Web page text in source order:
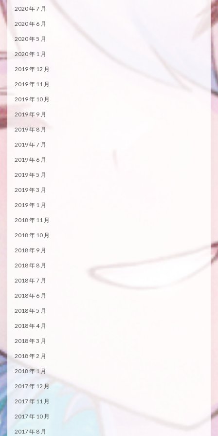
2020 年 7 月
2020 年 6 月
2020 年 5 月
2020 年 1 月
2019 年 12 月
2019 年 11 月
2019 年 10 月
2019 年 9 月
2019 年 8 月
2019 年 7 月
2019 年 6 月
2019 年 5 月
2019 年 3 月
2019 年 1 月
2018 年 11 月
2018 年 10 月
2018 年 9 月
2018 年 8 月
2018 年 7 月
2018 年 6 月
2018 年 5 月
2018 年 4 月
2018 年 3 月
2018 年 2 月
2018 年 1 月
2017 年 12 月
2017 年 11 月
2017 年 10 月
2017 年 8 月